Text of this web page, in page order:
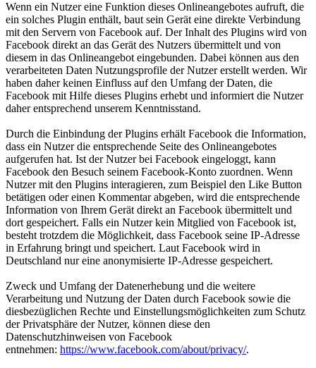
Wenn ein Nutzer eine Funktion dieses Onlineangebotes aufruft, die
ein solches Plugin enthält, baut sein Gerät eine direkte Verbindung
mit den Servern von Facebook auf. Der Inhalt des Plugins wird von
Facebook direkt an das Gerät des Nutzers übermittelt und von
diesem in das Onlineangebot eingebunden. Dabei können aus den
verarbeiteten Daten Nutzungsprofile der Nutzer erstellt werden. Wir
haben daher keinen Einfluss auf den Umfang der Daten, die
Facebook mit Hilfe dieses Plugins erhebt und informiert die Nutzer
daher entsprechend unserem Kenntnisstand.
Durch die Einbindung der Plugins erhält Facebook die Information,
dass ein Nutzer die entsprechende Seite des Onlineangebotes
aufgerufen hat. Ist der Nutzer bei Facebook eingeloggt, kann
Facebook den Besuch seinem Facebook-Konto zuordnen. Wenn
Nutzer mit den Plugins interagieren, zum Beispiel den Like Button
betätigen oder einen Kommentar abgeben, wird die entsprechende
Information von Ihrem Gerät direkt an Facebook übermittelt und
dort gespeichert. Falls ein Nutzer kein Mitglied von Facebook ist,
besteht trotzdem die Möglichkeit, dass Facebook seine IP-Adresse
in Erfahrung bringt und speichert. Laut Facebook wird in
Deutschland nur eine anonymisierte IP-Adresse gespeichert.
Zweck und Umfang der Datenerhebung und die weitere
Verarbeitung und Nutzung der Daten durch Facebook sowie die
diesbezüglichen Rechte und Einstellungsmöglichkeiten zum Schutz
der Privatsphäre der Nutzer, können diese den
Datenschutzhinweisen von Facebook
entnehmen: https://www.facebook.com/about/privacy/.